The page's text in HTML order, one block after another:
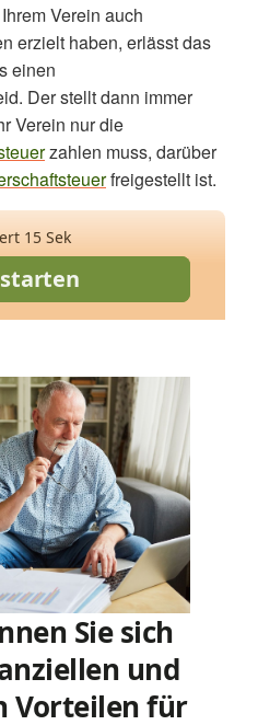
Verein auch
erzielt haben, erlässt das
einen
Der stellt dann immer
Verein nur die
zahlen muss, darüber
freigestellt ist.